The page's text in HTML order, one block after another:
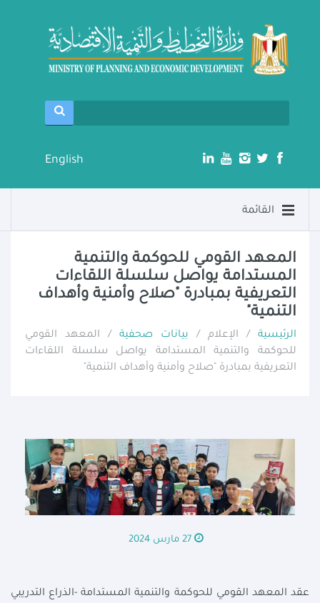
English
القائمة
المعهد القومي للحوكمة والتنمية
المستدامة يواصل سلسلة اللقاءات
التعريفية بمبادرة "صلاح وأمنية وأهداف
التنمية"
الرئيسية / الإعلام / بيانات صحفية / المعهد القومي
للحوكمة والتنمية المستدامة يواصل سلسلة اللقاءات
التعريفية بمبادرة "صلاح وأمنية وأهداف التنمية"
27 مارس 2024
عقد المعهد القومي للحوكمة والتنمية المستدامة -الذراع التدريبي